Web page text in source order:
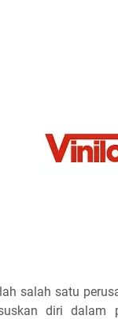
salah satu
diri dalam